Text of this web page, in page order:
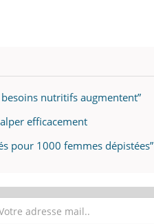
nutritifs augmentent”
efficacement
pour 1000 femmes dépistées”